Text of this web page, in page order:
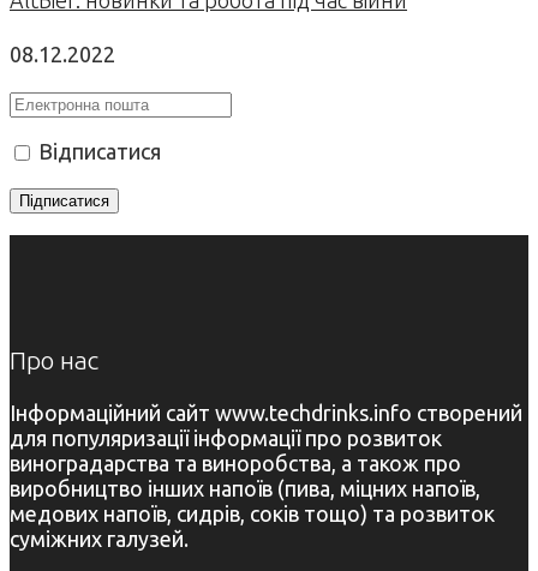
08.12.2022
Відписатися
Про нас
Інформаційний сайт www.techdrinks.info створений
для популяризації інформації про розвиток
виноградарства та виноробства, а також про
виробництво інших напоїв (пива, міцних напоїв,
медових напоїв, сидрів, соків тощо) та розвиток
суміжних галузей.